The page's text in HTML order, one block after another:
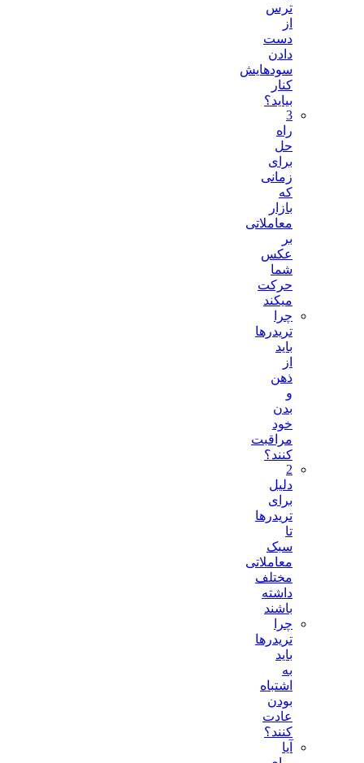
ترس
از
دست
دادن
سودهایش
کنار
بیاید؟
3
راه
حل
برای
زمانی
که
بازار
معاملاتی
بر
عکس
شما
حرکت
میکند
چرا
تریدرها
باید
از
ذهن
و
بدن
خود
مراقبت
کنند؟
2
دلیل
برای
تریدرها
تا
سبک
معاملاتی
مختلف
داشته
باشند
چرا
تریدرها
باید
به
اشتباه
بودن
عادت
کنند؟
آیا